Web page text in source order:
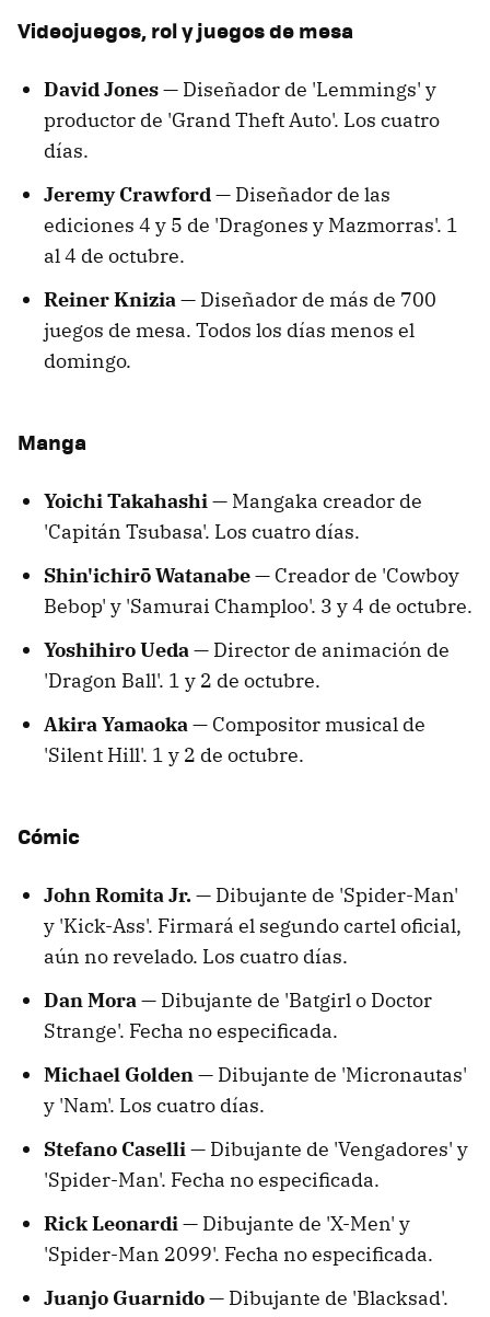
Videojuegos, rol y juegos de mesa
David Jones — Diseñador de 'Lemmings' y
productor de 'Grand Theft Auto'. Los cuatro
días.
Jeremy Crawford — Diseñador de las
ediciones 4 y 5 de 'Dragones y Mazmorras'. 1
al 4 de octubre.
Reiner Knizia — Diseñador de más de 700
juegos de mesa. Todos los días menos el
domingo.
Manga
Yoichi Takahashi — Mangaka creador de
'Capitán Tsubasa'. Los cuatro días.
Shin'ichirō Watanabe — Creador de 'Cowboy
Bebop' y 'Samurai Champloo'. 3 y 4 de octubre.
Yoshihiro Ueda — Director de animación de
'Dragon Ball'. 1 y 2 de octubre.
Akira Yamaoka— Compositor musical de
'Silent Hill'. 1 y 2 de octubre.
Cómic
John Romita Jr. — Dibujante de 'Spider-Man'
y 'Kick-Ass'. Firmará el segundo cartel oficial,
aún no revelado. Los cuatro días.
Dan Mora — Dibujante de 'Batgirl o Doctor
Strange'. Fecha no especificada.
Michael Golden — Dibujante de 'Micronautas'
y 'Nam'. Los cuatro días.
Stefano Caselli — Dibujante de 'Vengadores' y
'Spider-Man'. Fecha no especificada.
Rick Leonardi — Dibujante de 'X-Men' y
'Spider-Man 2099'. Fecha no especificada.
Juanjo Guarnido — Dibujante de 'Blacksad'.